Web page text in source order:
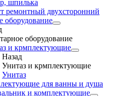
шпилька
ремонтный двухсторонний
оборудование
оборудование
и крмплектующие
Назад
Унитаз и крмплектующие
Унитаз
для ванны и душа
и комплектующие